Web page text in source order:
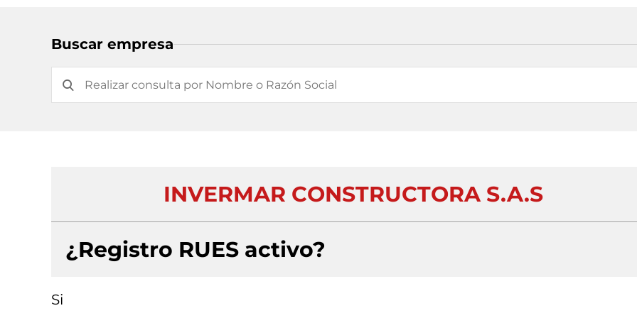
Buscar empresa
INVERMAR CONSTRUCTORA S.A.S
¿Registro RUES activo?
Si